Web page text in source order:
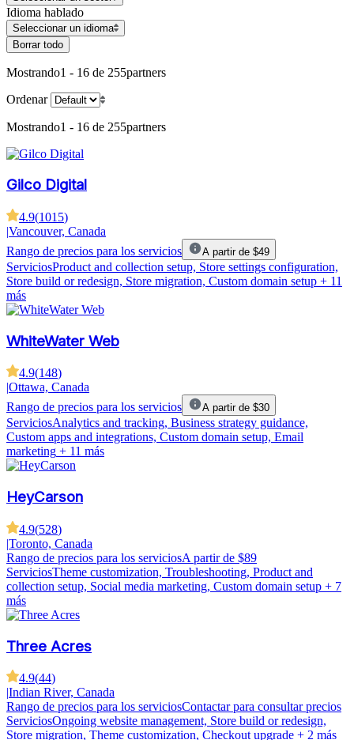
Idioma hablado
Seleccionar un idioma
Borrar todo
Mostrando1 - 16 de 255partners
Ordenar
Mostrando1 - 16 de 255partners
Gilco Digital
4.9(1015)
|Vancouver, Canada
Rango de precios para los servicios
A partir de $49
ServiciosProduct and collection setup, Store settings configuration,
Store build or redesign, Store migration, Custom domain setup + 11
más
WhiteWater Web
4.9(148)
Ottawa, Canada
Rango de precios para los servicios
A partir de $30
ServiciosAnalytics and tracking, Business strategy guidance,
Custom apps and integrations, Custom domain setup, Email
marketing + 11 más
HeyCarson
4.9(528)
|Toronto, Canada
Rango de precios para los serviciosA partir de $89
ServiciosTheme customization, Troubleshooting, Product and
collection setup, Social media marketing, Custom domain setup + 7
más
Three Acres
4.9(44)
|Indian River, Canada
Rango de precios para los serviciosContactar para consultar precios
ServiciosOngoing website management, Store build or redesign,
Store migration, Theme customization, Checkout upgrade + 2 más